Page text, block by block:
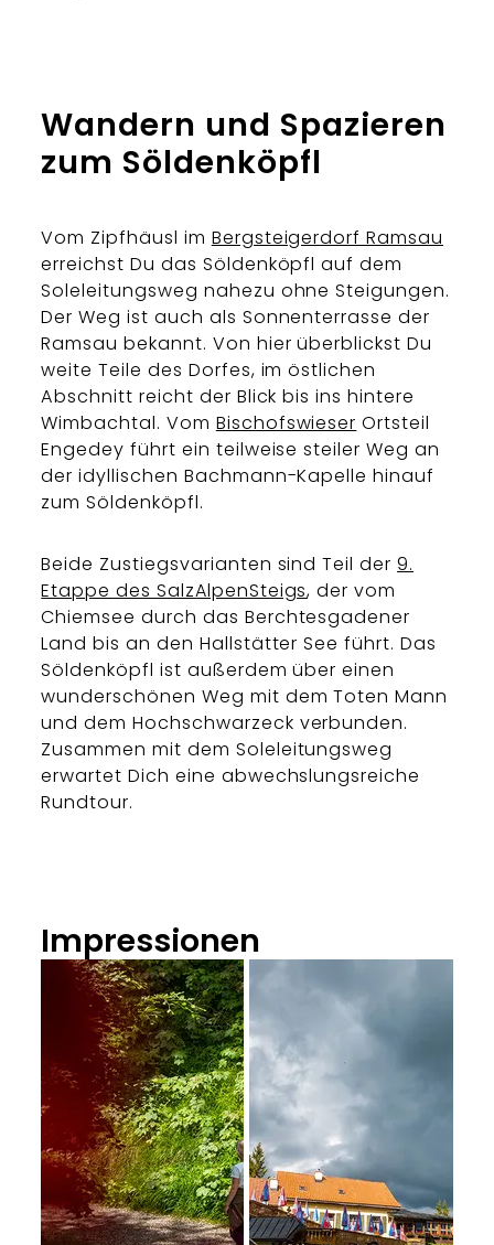
Wandern und Spazieren
zum Söldenköpfl
Vom Zipfhäusl im Bergsteigerdorf Ramsau
erreichst Du das Söldenköpfl auf dem
Soleleitungsweg nahezu ohne Steigungen.
Der Weg ist auch als Sonnenterrasse der
Ramsau bekannt. Von hier überblickst Du
weite Teile des Dorfes, im östlichen
Abschnitt reicht der Blick bis ins hintere
Wimbachtal. Vom Bischofswieser Ortsteil
Engedey führt ein teilweise steiler Weg an
der idyllischen Bachmann-Kapelle hinauf
zum Söldenköpfl.
Beide Zustiegsvarianten sind Teil der9.
Etappe des SalzAlpenSteigs, der vom
Chiemsee durch das Berchtesgadener
Land bis an den Hallstätter See führt. Das
Söldenköpfl ist außerdem über einen
wunderschönen Weg mit dem Toten Mann
und dem Hochschwarzeck verbunden.
Zusammen mit dem Soleleitungsweg
erwartet Dich eine abwechslungsreiche
Rundtour.
Impressionen